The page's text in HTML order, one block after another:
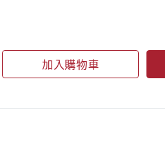
加入購物車